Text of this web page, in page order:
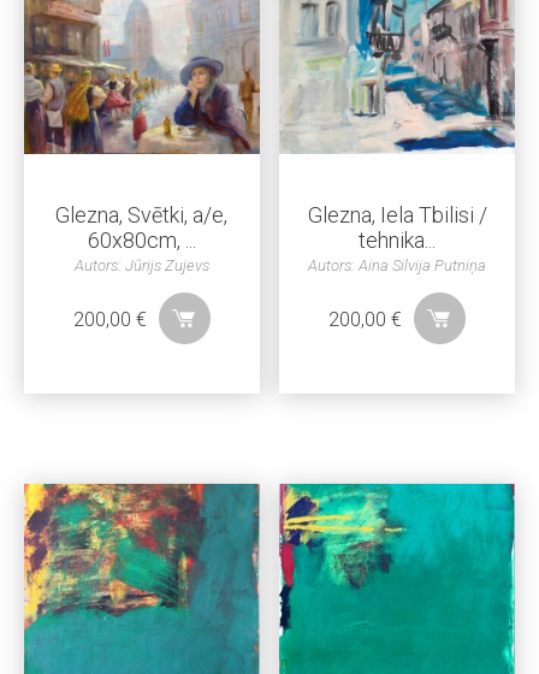
Glezna, Svētki, a/e,
60x80cm, ...
Autors: Jūrijs Zujevs
200,00 €
Glezna, Iela Tbilisi /
tehnika...
Autors: Aina Silvija Putniņa
200,00€